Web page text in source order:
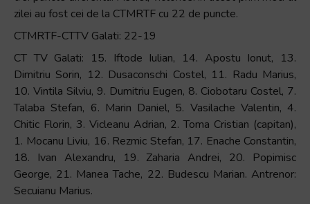
zilei au fost cei de la CTMRTF cu 22 de puncte.
CTMRTF-CTTV Galati: 22-19
CT TV Galati: 15. Iftode Iulian, 14. Apostu Ionut, 13.
Dimitriu Sorin, 12. Dusaconschi Costel, 11. Radu Marius,
10. Vintila Silviu, 9. Dumitriu Eugen, 8. Ciobotaru Costel, 7.
Talaba Stefan, 6. Marin Daniel, 5. Vasilache Valentin, 4.
Chitic Florin, 3. Vicleanu Adrian, 2. Toma Cristian (capitan),
1. Mocanu Liviu, 16. Rezmic Stefan, 17. Enache Constantin,
18. Ivan Alexandru, 19. Zaharia Andrei, 20. Popimisc
George, 21. Manea Tache, 22. Budescu Marian. Antrenor:
Secuianu Marius.